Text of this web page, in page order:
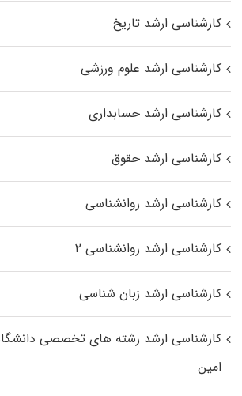
کارشناسی ارشد تاریخ
کارشناسی ارشد علوم ورزشی
کارشناسی ارشد حسابداری
کارشناسی ارشد حقوق
کارشناسی ارشد روانشناسی
کارشناسی ارشد روانشناسی ۲
کارشناسی ارشد زبان شناسی
کارشناسی ارشد رﺷﺘﻪ ﻫﺎی تخصصی
اﻣﻴﻦ